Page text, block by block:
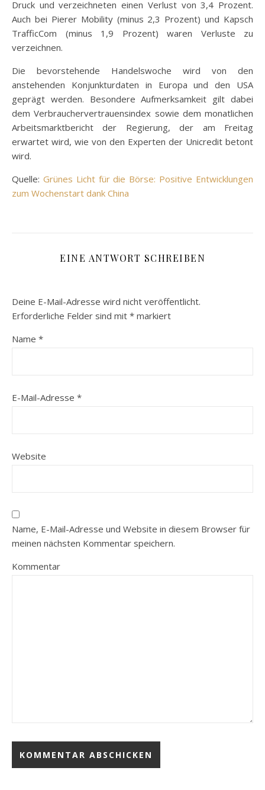
Druck und verzeichneten einen Verlust von 3,4 Prozent.
Auch bei Pierer Mobility (minus 2,3 Prozent) und Kapsch
TrafficCom (minus 1,9 Prozent) waren Verluste zu
verzeichnen.
Die bevorstehende Handelswoche wird von den
anstehenden Konjunkturdaten in Europa und den USA
geprägt werden. Besondere Aufmerksamkeit gilt dabei
dem Verbrauchervertrauensindex sowie dem monatlichen
Arbeitsmarktbericht der Regierung, der am Freitag
erwartet wird, wie von den Experten der Unicredit betont
wird.
Quelle: Grünes Licht für die Börse: Positive Entwicklungen
zum Wochenstart dank China
EINE ANTWORT SCHREIBEN
Deine E-Mail-Adresse wird nicht veröffentlicht.
Erforderliche Felder sind mit * markiert
Name *
E-Mail-Adresse *
Website
Name, E-Mail-Adresse und Website in diesem Browser für
meinen nächsten Kommentar speichern.
Kommentar